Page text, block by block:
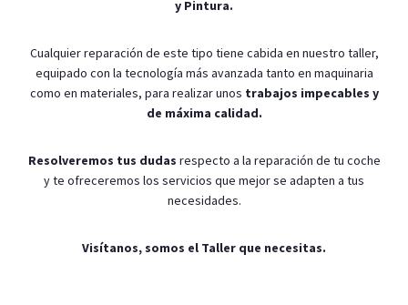
y Pintura.
Cualquier reparación de este tipo tiene cabida en nuestro taller,
equipado con la tecnología más avanzada tanto en maquinaria
como en materiales, para realizar unos trabajos impecables y
de máxima calidad.
Resolveremos tus dudas respecto a la reparación de tu coche
y te ofreceremos los servicios que mejor se adapten a tus
necesidades.
Visítanos, somos el Taller que necesitas.